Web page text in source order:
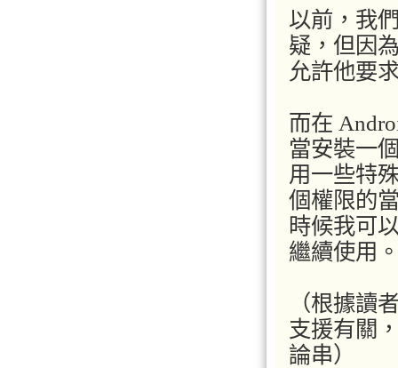
以前，我
疑，但因
允許他要
而在
當安裝一
用一些特
個權限的
時候我可
繼續使用
（根據讀
支援有關
論串）